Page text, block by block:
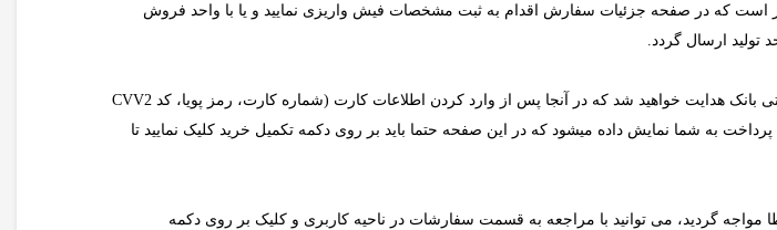
است که در صفحه جزئیات سفارش اقدام به ثبت مشخصات فیش واریزی نمایید و یا با واحد فروش
تولید ارسال گردد.
در صورت انتخاب گزینه پرداخت آنلاین و بعد از کلیک بر روی دکمه ثبت سفارش، به درگاه اینترنتی بانک هدایت خواهید شد که در آنجا پس از وارد کردن اطلاعات کارت (شماره کارت، رمز پویا، کد CVV2
به شما نمایش داده میشود که در این صفحه حتما باید بر روی دکمه تکمیل خرید کلیک نمایید تا
گردید، می توانید با مراجعه به قسمت سفارشات در ناحیه کاربری و کلیک بر روی دکمه